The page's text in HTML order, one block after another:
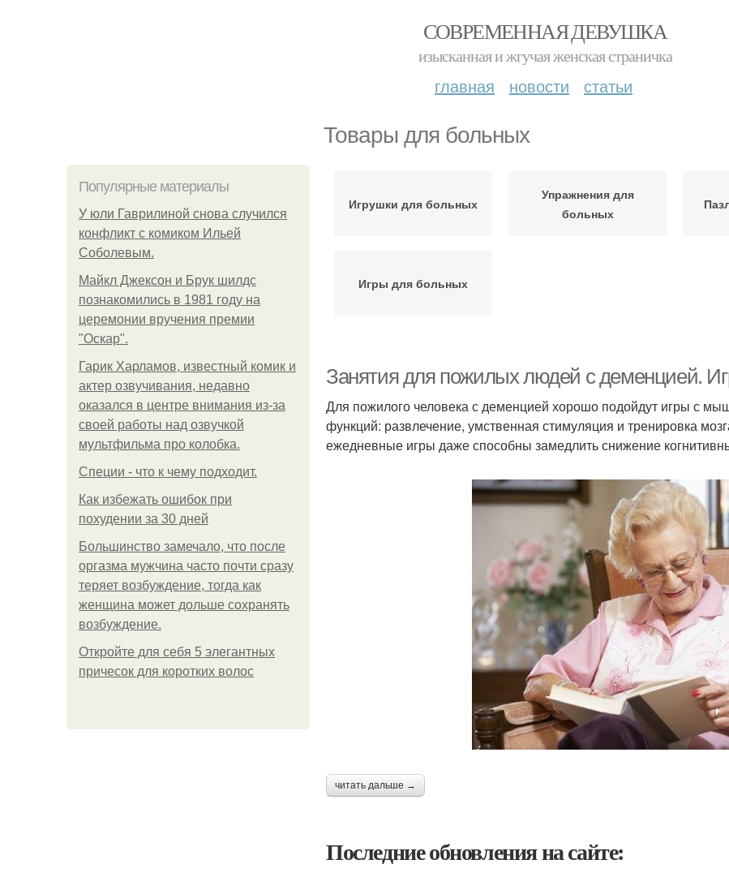
СОВРЕМЕННАЯ ДЕВУШКА
изысканная и жгучая женская страничка
главная новости статьи
Товары для больных
Популярные материалы
У юли Гаврилиной снова случился
конфликт с комиком Ильей
Соболевым.
Майкл Джексон и Брук шилдс
познакомились в 1981 году на
церемонии вручения премии
"Оскар".
Гарик Харламов, известный комик и
актер озвучивания, недавно
оказался в центре внимания из-за
своей работы над озвучкой
мультфильма про колобка.
Специи - что к чему подходит.
Как избежать ошибок при
похудении за 30 дней
Большинство замечало, что после
оргазма мужчина часто почти сразу
теряет возбуждение, тогда как
женщина может дольше сохранять
возбуждение.
Откройте для себя 5 элегантных
причесок для коротких волос
Игрушки для больных
Упражнения для
больных
Игры для больных
Занятия для пожилых людей с деменцией.
Для пожилого человека с деменцией хорошо подойдут игры с
функций: развлечение, умственная стимуляция и тренировка
ежедневные игры даже способны замедлить снижение
читать дальше →
Последние обновления на сайте: